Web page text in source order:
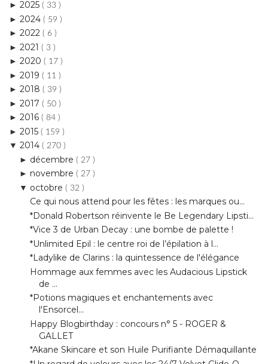
► 2021 ( 3 )
► 2020( 17 )
► 2019 ( 11 )
► 2018( 39 )
► 2017 ( 50 )
► 2016 ( 84 )
► 2015 ( 159 )
▼ 2014 ( 270 )
►décembre
►novembre
▼octobre( 32 )
Ce qui nous attend pour les fêtes : les marques ou...
*Donald Robertson réinvente le Be Legendary Lipsti...
*Vice 3 de Urban Decay : une bombe de palette !
*Unlimited Epil : le centre roi de l’épilation à l...
*Ladylike de Clarins : la quintessence de l'élégance
Hommage aux femmes avec les Audacious Lipstick
de ...
*Potions magiques et enchantements avec
l'Ensorcel...
Happy Blogbirthday : concours n° 5 - ROGER &
GALLET
*Akane Skincare et son Huile Purifiante Démaquillante
*Un regard de velours avec les 24/7 Velvet Glide-O...
*Hydrance Optimale d’Avène : le nouveau Sérum
Hydr...